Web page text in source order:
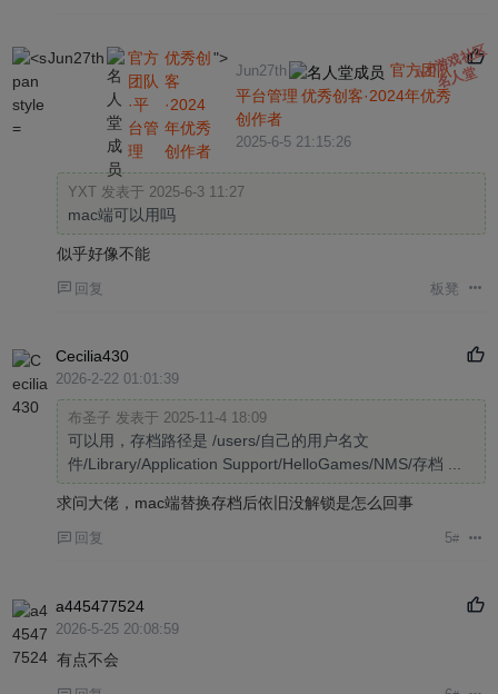
ō.Ó游戏社区
名人堂
Jun27th
官方
团队
·平
台管
理
优秀创
客
·2024
年优秀
创作者
">
Jun27th
官方团队·
平台管理 优秀创客·2024年优秀
创作者
2025-6-5 21:15:26
YXT 发表于 2025-6-3 11:27
mac端可以用吗
似乎好像不能
回复 板凳
Cecilia430
2026-2-22 01:01:39
布圣子 发表于 2025-11-4 18:09
可以用，存档路径是 /users/自己的用户名文
件/Library/Application Support/HelloGames/NMS/存档 ...
求问大佬，mac端替换存档后依旧没解锁是怎么回事
回复 5#
a445477524
2026-5-25 20:08:59
有点不会